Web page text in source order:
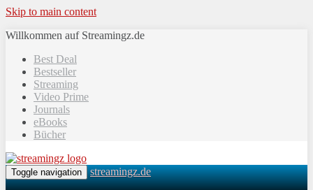
Skip to main content
Willkommen auf Streamingz.de
Best Deal
Bestseller
Streaming
Video Prime
Journals
eBooks
Bücher
Toggle navigation streamingz.de